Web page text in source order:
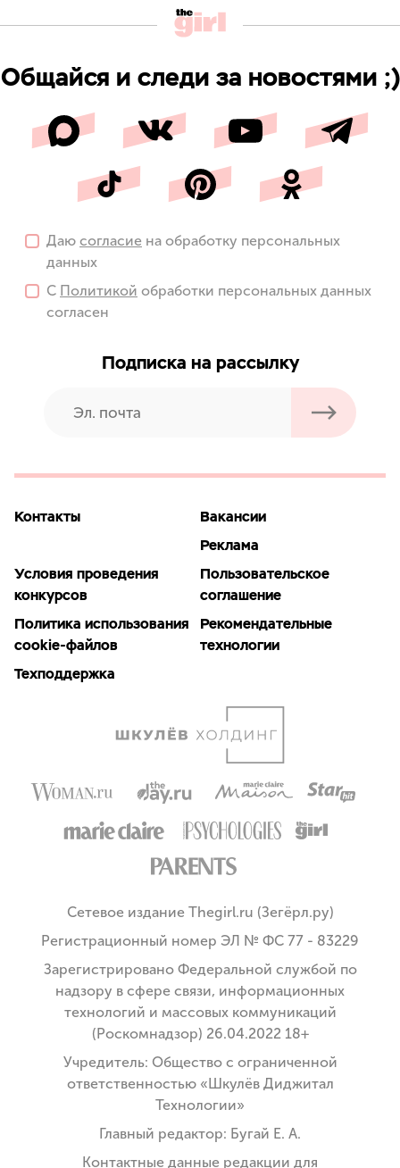
Общайся и следи за новостями ;)
Даю согласие на обработку персональных
данных
С Политикой обработки персональных данных
согласен
Подписка на рассылку
Контакты
Вакансии
Реклама
Условия проведения
конкурсов
Пользовательское
соглашение
Политика использования
cookie-файлов
Рекомендательные
технологии
Техподдержка
Сетевое издание Thegirl.ru (Зегёрл.ру)
Регистрационный номер ЭЛ № ФС 77 - 83229
Зарегистрировано Федеральной службой по
надзору в сфере связи, информационных
технологий и массовых коммуникаций
(Роскомнадзор) 26.04.2022 18+
Учредитель: Общество с ограниченной
ответственностью «Шкулёв Диджитал
Технологии»
Главный редактор: Бугай Е. А.
Контактные данные редакции для